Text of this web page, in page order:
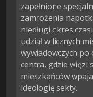
zapełnione
zamrożenia
niedługi okres
udział w licznych
wywiadowczych
centra, gdzie więzi
mieszkańców
ideologię sekty.